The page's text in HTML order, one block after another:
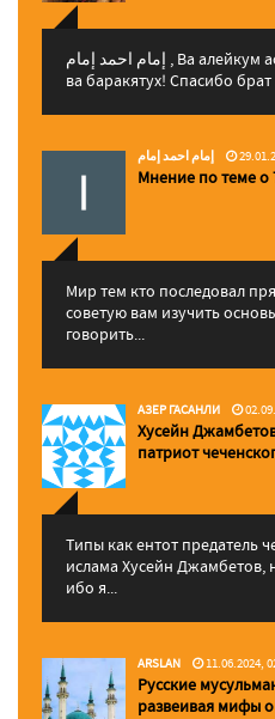
إمام احمد إمام , Ва алейкум ассалам ва рахматуЛлахи
ва баракятух! Спасибо
إمام احمد إمام
Мнение по теме о
Мир тем кто последовал
советую вам изучить
говорить...
АЗЕР ГАСАНЛИ
Хусейн
патриот
Типы как ентот предатель
ислама Хусейн Джамбетов,
ибо я...
ARSLAN 11.06.2024,
Русские
pазвеивая мифы